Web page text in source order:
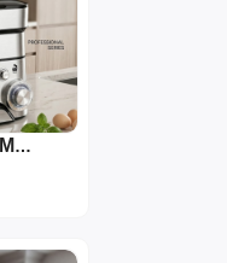
Планетарный Миксер UAKEEN ZL-1603 (5 Л)